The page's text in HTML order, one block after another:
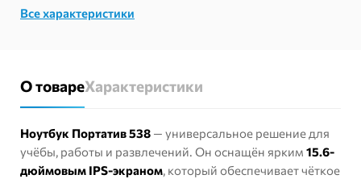
Все характеристики
О товареХарактеристики
Ноутбук Портатив 538 — универсальное решение для
учёбы, работы и развлечений. Он оснащён ярким 15.6-
дюймовым IPS-экраном, который обеспечивает чёткое